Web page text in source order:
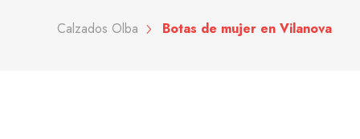
Calzados Olba Botas de mujer en Vilanova